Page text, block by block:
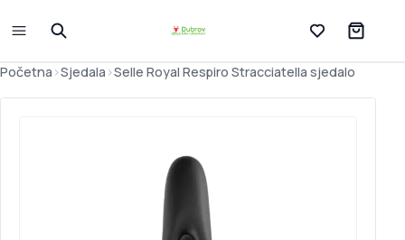
Lista želja
Početna >Sjedala >Selle Royal Respiro Stracciatella sjedalo